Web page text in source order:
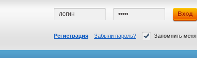
Регистрация Забыли пароль? Запомнить меня